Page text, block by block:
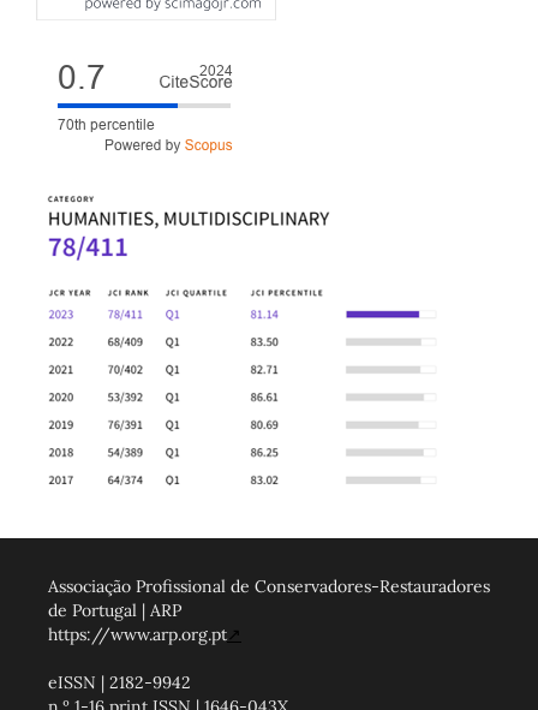
Associação Profissional de Conservadores-Restauradores
de Portugal | ARP
https://www.arp.org.pt↗
eISSN | 2182-9942